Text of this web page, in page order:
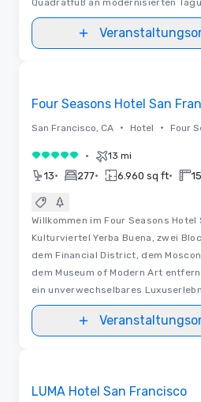
Four Seasons Hotel San
San Francisco, CA • Hotel • Four
5 von 5 • 13 mi
13• 277• 6.960 sq ft•
Willkommen im Four Seasons Hotel
Kulturviertel Yerba Buena, zwei
dem Financial District, dem
dem Museum of Modern Art
ein unverwechselbares
LUMA Hotel San Francisco